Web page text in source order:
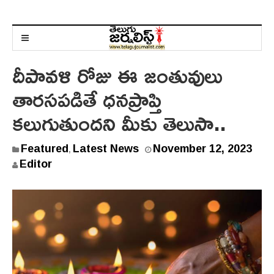
దీపావళి రోజు ఈ జంతువులు
తారసపడితే ధనప్రాప్తి
కలుగుతుందని మీకు తెలుసా..
Featured, Latest News November 12, 2023N
e
m
b
e
r
1
Editor